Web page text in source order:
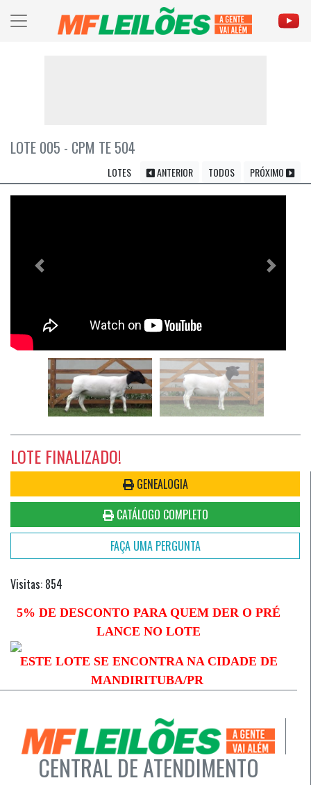
LOTE 005 - CPM TE 504
LOTES ANTERIOR TODOS PRÓXIMO
Previous Próximo
LOTE FINALIZADO!
GENEALOGIA
CATÁLOGO COMPLETO
FAÇA UMA PERGUNTA
Visitas: 854
5% DE DESCONTO PARA QUEM DER O PRÉ
LANCE NO LOTE
ESTE LOTE SE ENCONTRA NA CIDADE DE
MANDIRITUBA/PR
CENTRAL DE ATENDIMENTO